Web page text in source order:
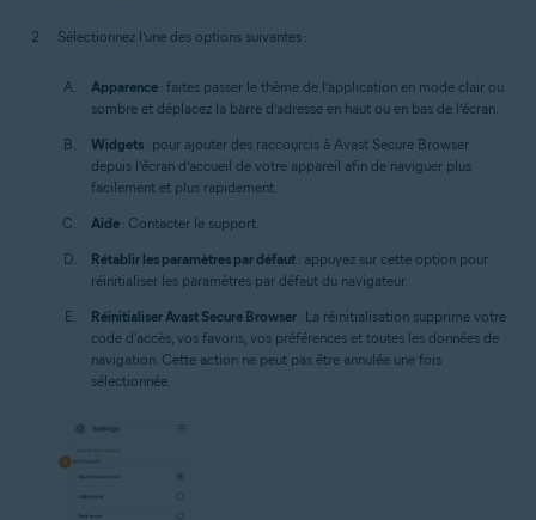
Sélectionnez l’une des options suivantes :
Apparence : faites passer le thème de l’application en mode clair ou
sombre et déplacez la barre d’adresse en haut ou en bas de l’écran.
Widgets : pour ajouter des raccourcis à Avast Secure Browser
depuis l’écran d’accueil de votre appareil afin de naviguer plus
facilement et plus rapidement.
Aide : Contacter le support.
Rétablir les paramètres par défaut : appuyez sur cette option pour
réinitialiser les paramètres par défaut du navigateur.
Réinitialiser Avast Secure Browser : La réinitialisation supprime votre
code d'accès, vos favoris, vos préférences et toutes les données de
navigation. Cette action ne peut pas être annulée une fois
sélectionnée.